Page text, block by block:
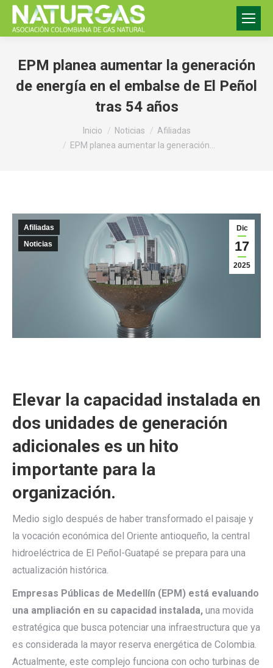
EPM planea aumentar la generación
de energía en el embalse de El Peñol
tras 54 años
Inicio Noticias
Afiliadas
EPM planea aumentar la generación…
Dic
17
2025
Afiliadas
Noticias
Elevar la capacidad instalada en
dos unidades de generación
adicionales es un hito
importante para la
organización.
Medio siglo después de haber transformado el paisaje y
la vocación económica del Oriente antioqueño, la central
hidroeléctrica de El Peñol-Guatapé se prepara para una
actualización histórica.
Empresas Públicas de Medellín (EPM) está evaluando
una ampliación en su capacidad instalada, una movida
estratégica que busca potenciar una infraestructura que ya
es considerada la mayor reserva energética de Colombia.
Actualmente, este complejo funciona con ocho turbinas de